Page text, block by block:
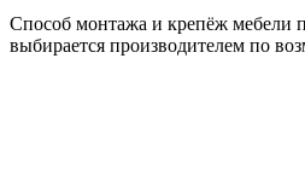
Способ монтажа и крепёж мебели
выбирается производителем по